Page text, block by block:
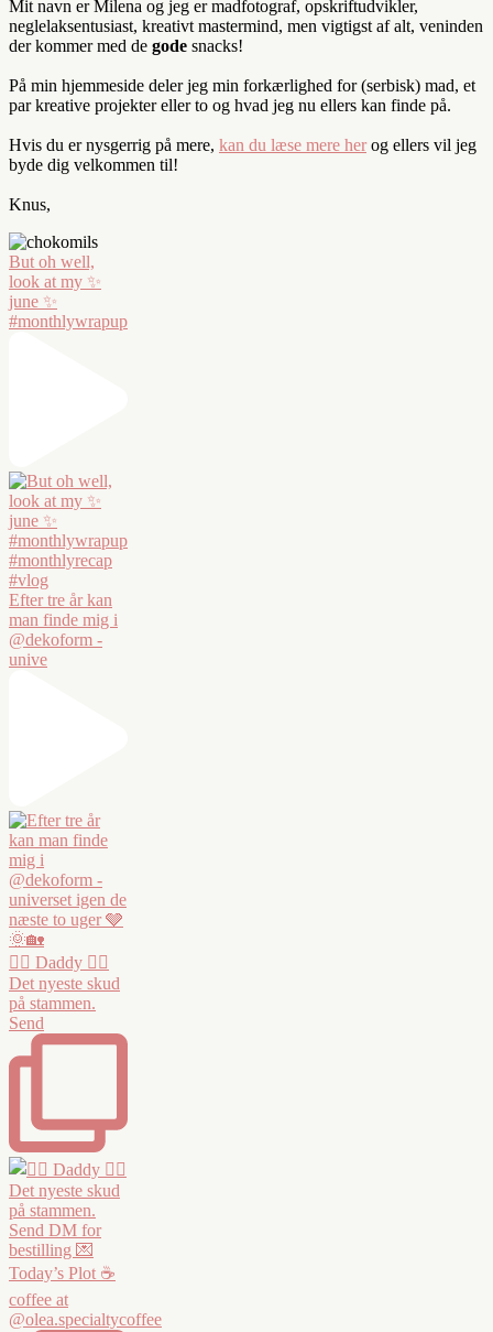
Mit navn er Milena og jeg er madfotograf, opskriftudvikler,
neglelaksentusiast, kreativt mastermind, men vigtigst af alt, veninden
der kommer med de gode snacks!
På min hjemmeside deler jeg min forkærlighed for (serbisk) mad, et
par kreative projekter eller to og hvad jeg nu ellers kan finde på.
Hvis du er nysgerrig på mere, kan du læse mere her og ellers vil jeg
byde dig velkommen til!
Knus,
But oh well,
look at my ✨
june ✨
#monthlywrapup
Efter tre år kan
man finde mig i
@dekoform -
unive
❤️‍🔥 Daddy ❤️‍🔥
Det nyeste skud
på stammen.
Send
Today’s Plot ☕️
coffee at
@olea.specialtycoffee